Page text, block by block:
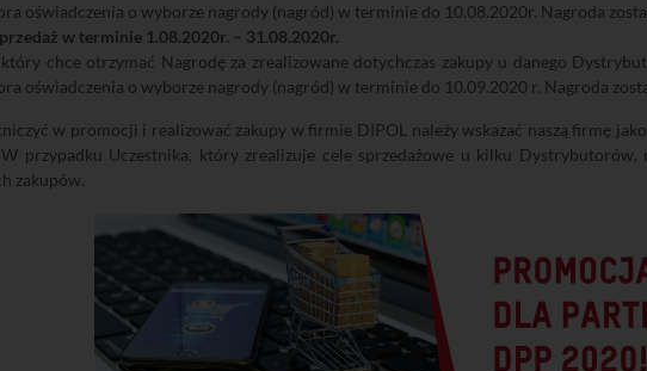
oświadczenia o wyborze nagrody (nagród) w terminie do 10.08.2020r. Nagroda
w terminie 1.08.2020r. – 31.08.2020r.
chce otrzymać Nagrodę za zrealizowane dotychczas zakupy u danego
oświadczenia o wyborze nagrody (nagród) w terminie do 10.09.2020 r. Nagroda
w promocji i realizować zakupy w firmie DIPOL należy wskazać naszą firmę
przypadku Uczestnika, który zrealizuje cele sprzedażowe u kilku
zakupów.